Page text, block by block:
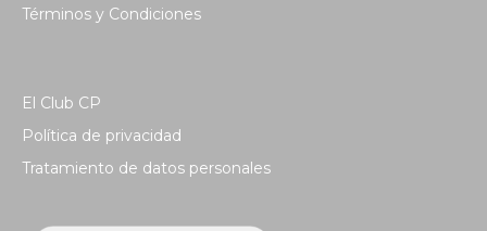
Términos y Condiciones
El Club CP
Política de privacidad
Tratamiento de datos personales